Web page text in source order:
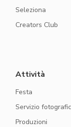
Seleziona
Creators Club
Attività
Festa
Servizio
Produzioni